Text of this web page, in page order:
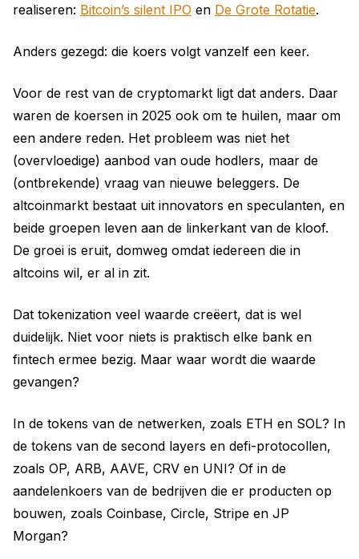
realiseren: Bitcoin’s silent IPO en De Grote Rotatie.
Anders gezegd: die koers volgt vanzelf een keer.
Voor de rest van de cryptomarkt ligt dat anders. Daar
waren de koersen in 2025 ook om te huilen, maar om
een andere reden. Het probleem was niet het
(overvloedige) aanbod van oude hodlers, maar de
(ontbrekende) vraag van nieuwe beleggers. De
altcoinmarkt bestaat uit innovators en speculanten, en
beide groepen leven aan de linkerkant van de kloof.
De groei is eruit, domweg omdat iedereen die in
altcoins wil, er al in zit.
Dat tokenization veel waarde creëert, dat is wel
duidelijk. Niet voor niets is praktisch elke bank en
fintech ermee bezig. Maar waar wordt die waarde
gevangen?
In de tokens van de netwerken, zoals ETH en SOL? In
de tokens van de second layers en defi-protocollen,
zoals OP, ARB, AAVE, CRV en UNI? Of in de
aandelenkoers van de bedrijven die er producten op
bouwen, zoals Coinbase, Circle, Stripe en JP
Morgan?